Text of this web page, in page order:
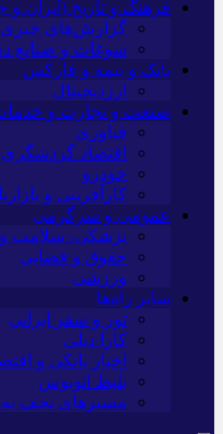
فرهنگ و تاریخ (ایران و
گزارش‌های خبری
سوغات و صنایع
بانک و بیمه و فارکس
ارزدیجیتال
صنعت و تجارت و
فناوری
اقتصاد گردشگری
خودرو
کارآفرینی و
عمومی و سرگرمی
پزشکی، سلامت و
حقوق و قضایی
ورزشی
سایر راه‌ها
تور و سفر ایرانی
کارا دیلی
اخبار بانکی و
بلیط اتوبوس
مسیرهای نجف به